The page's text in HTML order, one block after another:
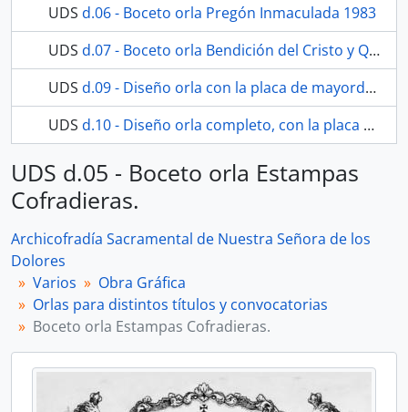
UDS d.06 - Boceto orla Pregón Inmaculada 1983
UDS d.07 - Boceto orla Bendición del Cristo y Quinarios
UDS d.09 - Diseño orla con la placa de mayordomía.
UDS d.10 - Diseño orla completo, con la placa de mayordomía.
UDS d.05 - Boceto orla Estampas
Cofradieras.
Archicofradía Sacramental de Nuestra Señora de los
Dolores
Varios
Obra Gráfica
Orlas para distintos títulos y convocatorias
Boceto orla Estampas Cofradieras.